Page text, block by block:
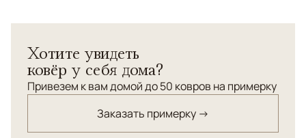
шелка ручной крутки. Стилизованный эффект
потертости.
Хотите увидеть
ковёр у себя дома?
Привезем к вам домой до 50 ковров на примерку
Заказать примерку →